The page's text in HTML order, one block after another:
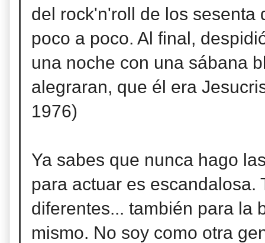
del rock'n'roll de los sesenta
poco a poco. Al final,
una noche con una sábana
alegraran, que él era
1976)
Ya sabes que nunca hago
para actuar es escandalosa.
diferentes... también para la
mismo. No soy como otra